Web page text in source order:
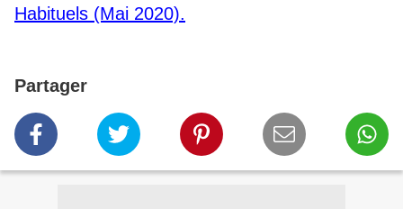
Habituels (Mai 2020).
Partager